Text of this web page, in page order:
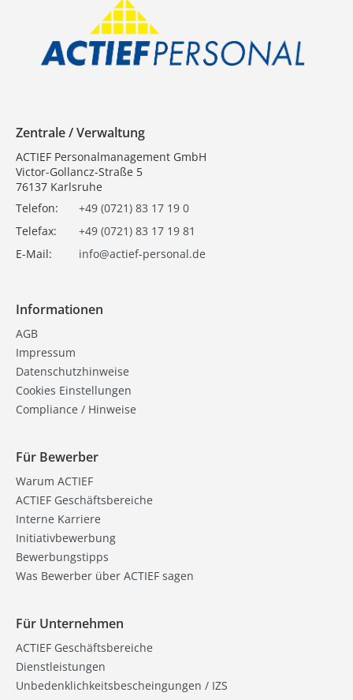
Zentrale / Verwaltung
ACTIEF Personalmanagement GmbH
Victor-Gollancz-Straße 5
76137 Karlsruhe
Telefon:
+49 (0721) 83 17 19 0
Telefax:
+49 (0721) 83 17 19 81
E-Mail:
info@actief-personal.de
Informationen
AGB
Impressum
Datenschutzhinweise
Cookies Einstellungen
Compliance / Hinweise
Für Bewerber
Warum ACTIEF
ACTIEF Geschäftsbereiche
Interne Karriere
Initiativbewerbung
Bewerbungstipps
Was Bewerber über ACTIEF sagen
Für Unternehmen
ACTIEF Geschäftsbereiche
Dienstleistungen
Unbedenklichkeitsbescheingungen / IZS